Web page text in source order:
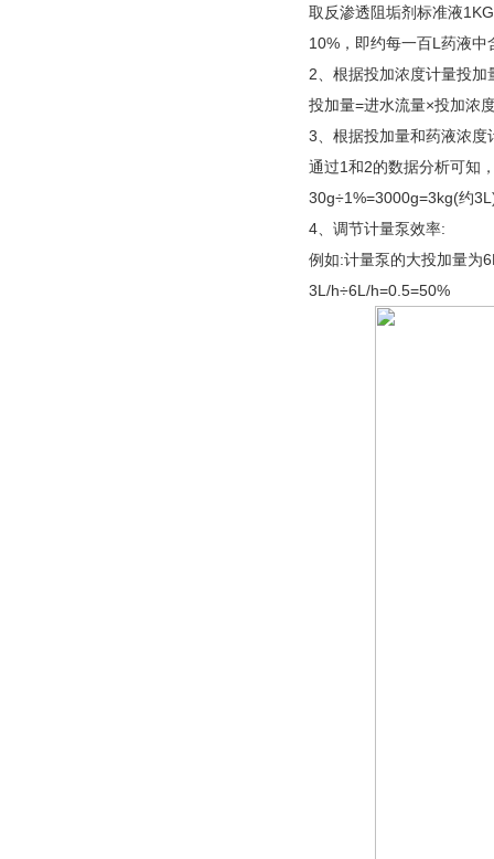
取反渗透阻垢剂标准液
10%，即约每一百L药液
2、根据投加浓度计量投加
投加量=进水流量×投加浓
3、根据投加量和药液浓度
通过1和2的数据分析可知
30g÷1%=3000g=3kg(约
4、调节计量泵效率:
例如:计量泵的大投加量为
3L/h÷6L/h=0.5=50%